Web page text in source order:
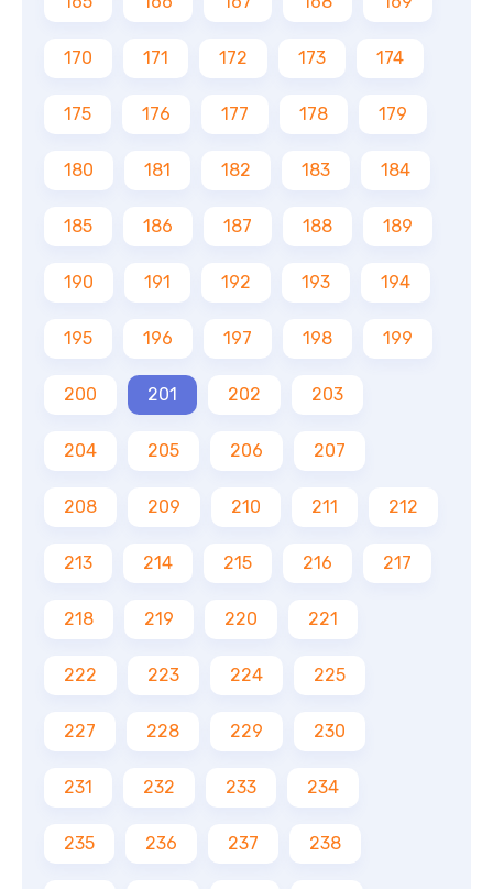
170 171 172 173 174
175 176 177 178 179
180 181 182 183 184
185 186 187 188 189
190 191 192 193 194
195 196 197 198 199
200 201 202 203
204 205 206 207
208 209 210 211 212
213 214 215 216 217
218 219 220 221
222 223 224 225
227 228 229 230
231 232 233 234
235 236 237 238